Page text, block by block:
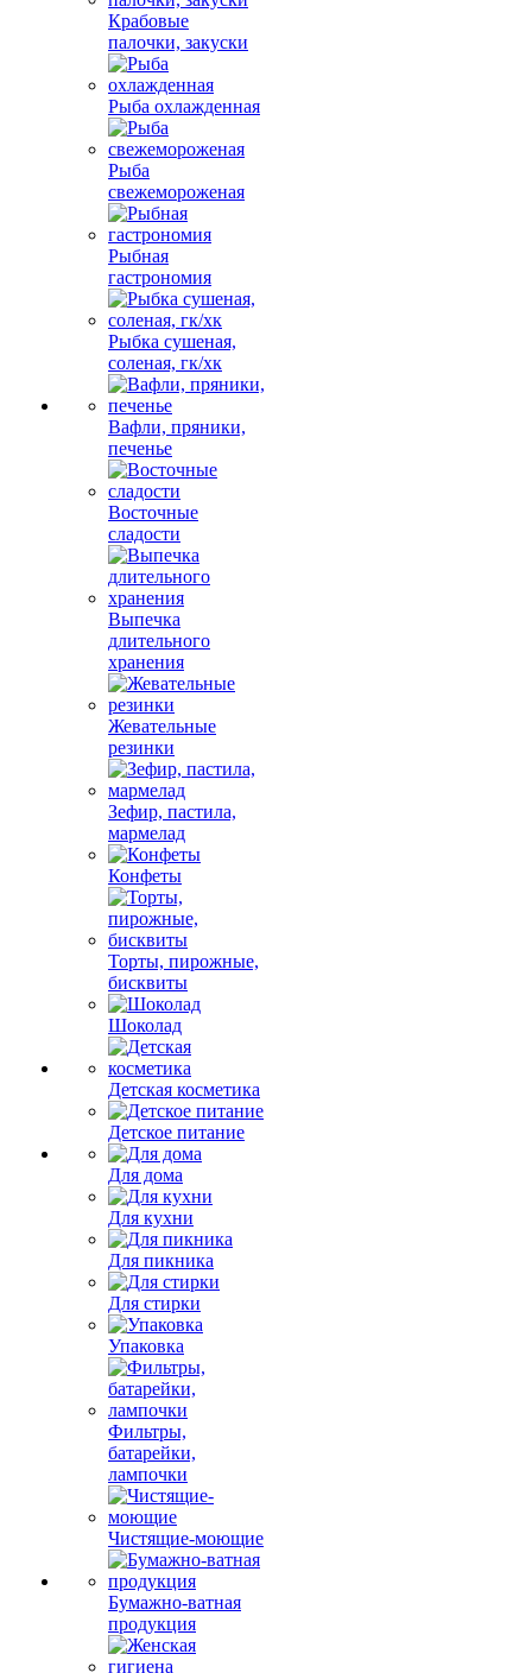
Крабовые
палочки, закуски
Рыба охлажденная
Рыба
свежемороженая
Рыбная
гастрономия
Рыбка сушеная,
соленая, гк/хк
Вафли, пряники,
печенье
Восточные
сладости
Выпечка
длительного
хранения
Жевательные
резинки
Зефир, пастила,
мармелад
Конфеты
Торты, пирожные,
бисквиты
Шоколад
Детская косметика
Детское питание
Для дома
Для кухни
Для пикника
Для стирки
Упаковка
Фильтры,
батарейки,
лампочки
Чистящие-моющие
Бумажно-ватная
продукция